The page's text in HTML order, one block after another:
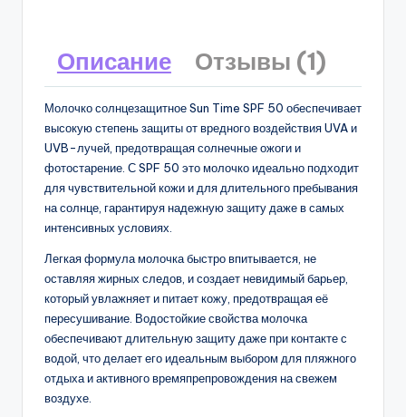
Описание Отзывы (1)
Молочко солнцезащитное Sun Time SPF 50 обеспечивает
высокую степень защиты от вредного воздействия UVA и
UVB-лучей, предотвращая солнечные ожоги и
фотостарение. С SPF 50 это молочко идеально подходит
для чувствительной кожи и для длительного пребывания
на солнце, гарантируя надежную защиту даже в самых
интенсивных условиях.
Легкая формула молочка быстро впитывается, не
оставляя жирных следов, и создает невидимый барьер,
который увлажняет и питает кожу, предотвращая её
пересушивание. Водостойкие свойства молочка
обеспечивают длительную защиту даже при контакте с
водой, что делает его идеальным выбором для пляжного
отдыха и активного времяпрепровождения на свежем
воздухе.